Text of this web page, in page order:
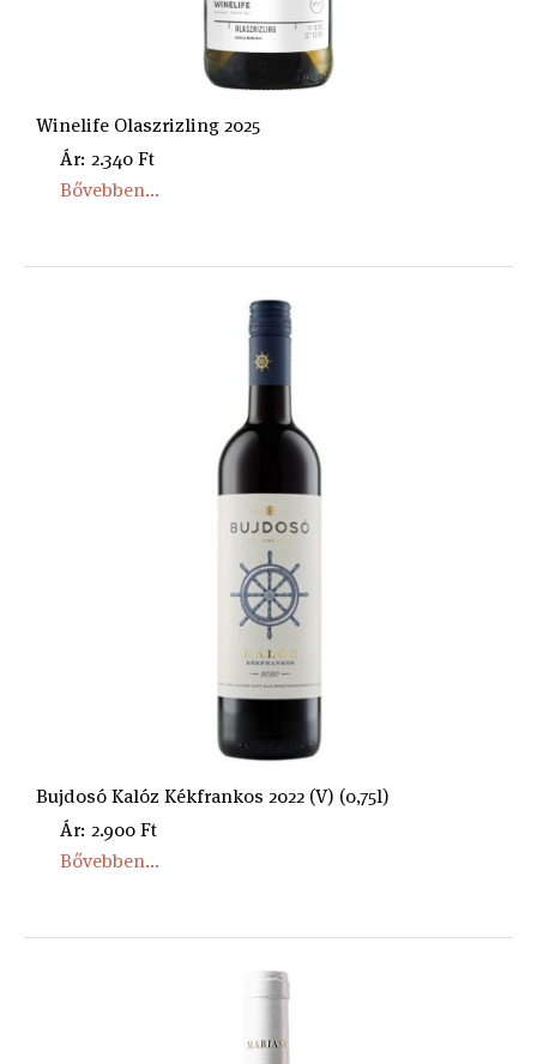
Winelife Olaszrizling 2025
Ár: 2.340 Ft
Bővebben...
Bujdosó Kalóz Kékfrankos 2022 (V) (0,75l)
Ár: 2.900 Ft
Bővebben...